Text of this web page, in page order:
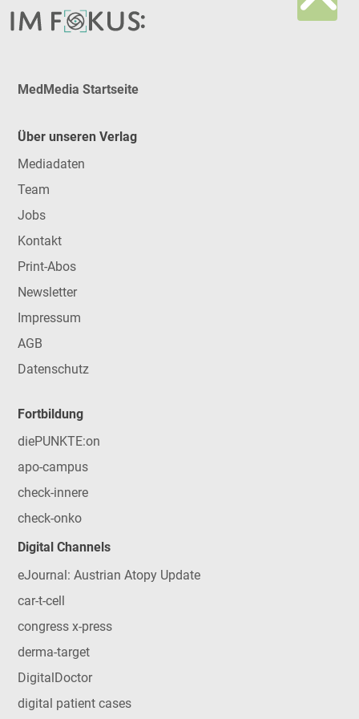
MedMedia Startseite
Über unseren Verlag
Mediadaten
Team
Jobs
Kontakt
Print-Abos
Newsletter
Impressum
AGB
Datenschutz
Fortbildung
diePUNKTE:on
apo-campus
check-innere
check-onko
Digital Channels
eJournal: Austrian Atopy Update
car-t-cell
congress x-press
derma-target
DigitalDoctor
digital patient cases